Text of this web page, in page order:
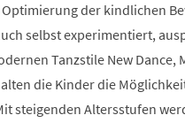
der kindlichen
selbst experimentiert,
Tanzstile New
die Kinder die
steigenden Altersstufen